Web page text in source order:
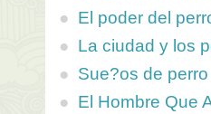
El poder del
La ciudad y los
Sue?os de perro
El Hombre Que